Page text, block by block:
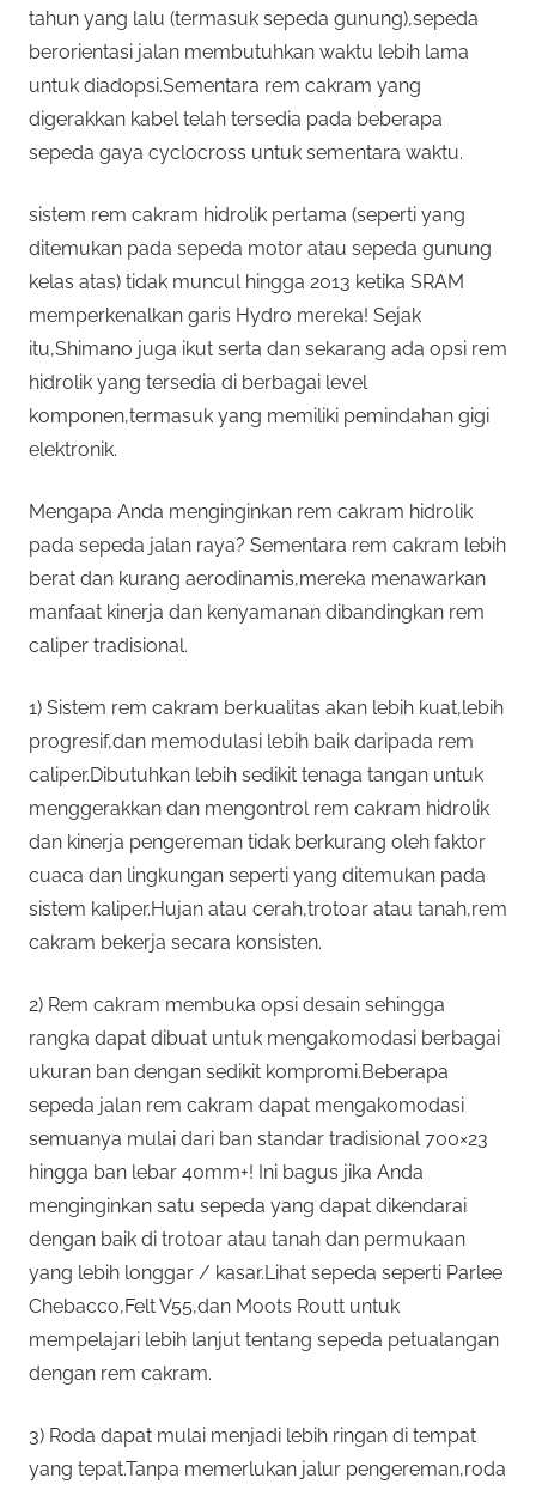
tahun yang lalu (termasuk sepeda gunung),sepeda
berorientasi jalan membutuhkan waktu lebih lama
untuk diadopsi.Sementara rem cakram yang
digerakkan kabel telah tersedia pada beberapa
sepeda gaya cyclocross untuk sementara waktu.
sistem rem cakram hidrolik pertama (seperti yang
ditemukan pada sepeda motor atau sepeda gunung
kelas atas) tidak muncul hingga 2013 ketika SRAM
memperkenalkan garis Hydro mereka! Sejak
itu,Shimano juga ikut serta dan sekarang ada opsi rem
hidrolik yang tersedia di berbagai level
komponen,termasuk yang memiliki pemindahan gigi
elektronik.
Mengapa Anda menginginkan rem cakram hidrolik
pada sepeda jalan raya? Sementara rem cakram lebih
berat dan kurang aerodinamis,mereka menawarkan
manfaat kinerja dan kenyamanan dibandingkan rem
caliper tradisional.
1) Sistem rem cakram berkualitas akan lebih kuat,lebih
progresif,dan memodulasi lebih baik daripada rem
caliper.Dibutuhkan lebih sedikit tenaga tangan untuk
menggerakkan dan mengontrol rem cakram hidrolik
dan kinerja pengereman tidak berkurang oleh faktor
cuaca dan lingkungan seperti yang ditemukan pada
sistem kaliper.Hujan atau cerah,trotoar atau tanah,rem
cakram bekerja secara konsisten.
2) Rem cakram membuka opsi desain sehingga
rangka dapat dibuat untuk mengakomodasi berbagai
ukuran ban dengan sedikit kompromi.Beberapa
sepeda jalan rem cakram dapat mengakomodasi
semuanya mulai dari ban standar tradisional 700×23
hingga ban lebar 40mm+! Ini bagus jika Anda
menginginkan satu sepeda yang dapat dikendarai
dengan baik di trotoar atau tanah dan permukaan
yang lebih longgar / kasar.Lihat sepeda seperti Parlee
Chebacco,Felt V55,dan Moots Routt untuk
mempelajari lebih lanjut tentang sepeda petualangan
dengan rem cakram.
3) Roda dapat mulai menjadi lebih ringan di tempat
yang tepat.Tanpa memerlukan jalur pengereman,roda